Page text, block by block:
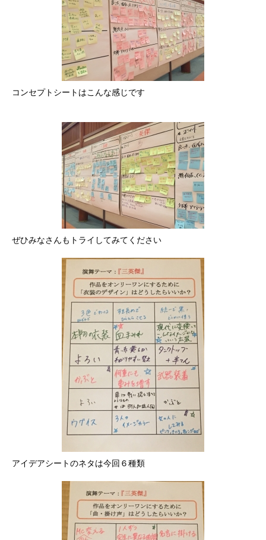
コンセプトシートはこんな感じです
ぜひみなさんもトライしてみてください
アイデアシートのネタは今回６種類